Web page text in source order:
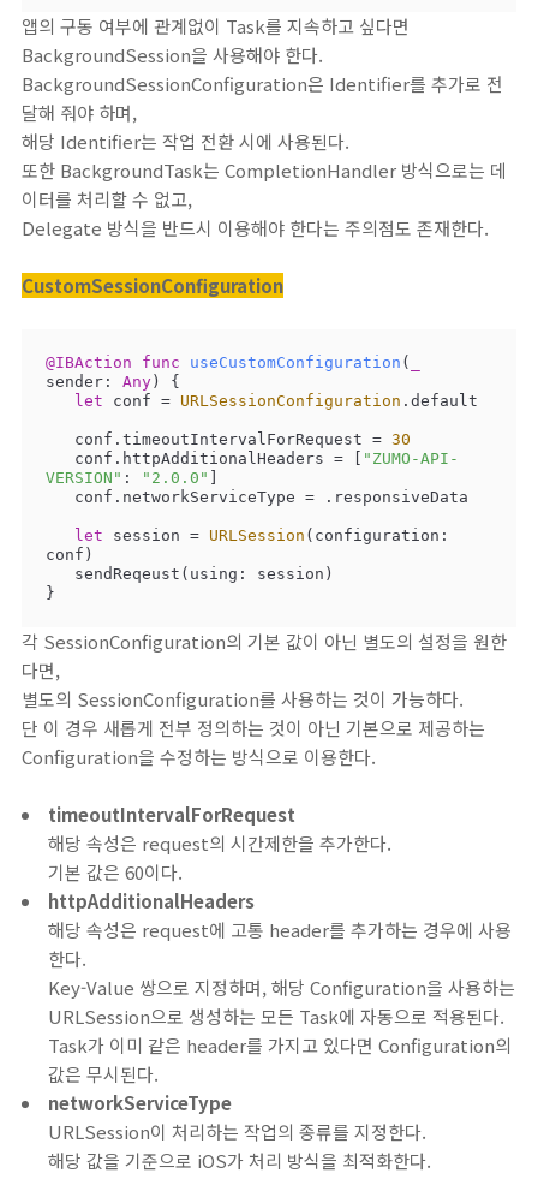
앱의 구동 여부에 관계없이 Task를 지속하고 싶다면
BackgroundSession을 사용해야 한다.
BackgroundSessionConfiguration은 Identifier를 추가로 전
달해 줘야 하며,
해당 Identifier는 작업 전환 시에 사용된다.
또한 BackgroundTask는 CompletionHandler 방식으로는 데
이터를 처리할 수 없고,
Delegate 방식을 반드시 이용해야 한다는 주의점도 존재한다.
CustomSessionConfiguration
@IBAction func useCustomConfiguration (
sender : Any )
{
let conf = URLSessionConfiguration .default
   conf.timeoutIntervalForRequest
= 30
   conf.httpAdditionalHeaders
=
"ZUMO-API-
VERSION" : "2.0.0"
   conf.networkServiceType
= .responsiveData
let session = URLSession (configuration:
conf)
}
각 SessionConfiguration의 기본 값이 아닌 별도의 설정을 원한
다면,
별도의 SessionConfiguration를 사용하는 것이 가능하다.
단 이 경우 새롭게 전부 정의하는 것이 아닌 기본으로 제공하는
Configuration을 수정하는 방식으로 이용한다.
timeoutIntervalForRequest
해당 속성은 request의 시간제한을 추가한다.
기본 값은 60이다.
httpAdditionalHeaders
해당 속성은 request에 고통 header를 추가하는 경우에 사용
한다.
Key-Value 쌍으로 지정하며, 해당 Configuration을 사용하는
URLSession으로 생성하는 모든 Task에 자동으로 적용된다.
Task가 이미 같은 header를 가지고 있다면 Configuration의
값은 무시된다.
networkServiceType
URLSession이 처리하는 작업의 종류를 지정한다.
해당 값을 기준으로 iOS가 처리 방식을 최적화한다.